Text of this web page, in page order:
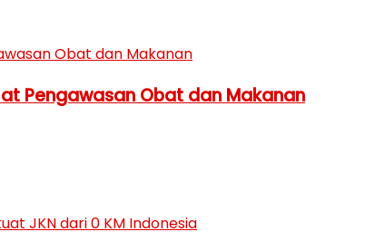
Pengawasan Obat dan Makanan